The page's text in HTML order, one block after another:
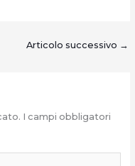
Articolo successivo →
I campi obbligatori